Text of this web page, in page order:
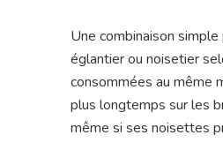
Une combinaison
églantier ou noisetier
consommées au même
plus longtemps sur les
même si ses noisettes